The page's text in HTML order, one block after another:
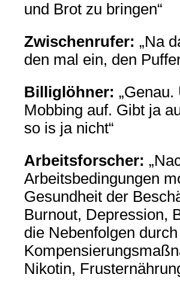
und Brot zu bringen“
Zwischenrufer: „Na
den mal ein, den
Billiglöhner:
Mobbing auf. Gibt ja
so is ja nicht“
Arbeitsforscher:
Arbeitsbedingungen
Gesundheit der
Burnout, Depression,
die Nebenfolgen
Nikotin,